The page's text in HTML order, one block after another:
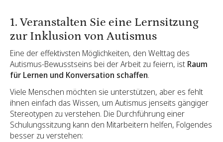
1. Veranstalten Sie eine Lernsitzung
zur Inklusion von Autismus
Eine der effektivsten Möglichkeiten, den Welttag des
Autismus-Bewusstseins bei der Arbeit zu feiern, ist Raum
für Lernen und Konversation schaffen.
Viele Menschen möchten sie unterstützen, aber es fehlt
ihnen einfach das Wissen, um Autismus jenseits gängiger
Stereotypen zu verstehen. Die Durchführung einer
Schulungssitzung kann den Mitarbeitern helfen, Folgendes
besser zu verstehen: